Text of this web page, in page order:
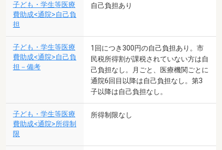
子ども・学生等医療
費助成<通院>自己負
担
自己負担あり
子ども・学生等医療
費助成<通院>自己負
担－備考
1回につき300円の自己負担あり。市
民税所得割が課税されていない方は自
己負担なし。月ごと、医療機関ごとに
通院6回目以降は自己負担なし。第3
子以降は自己負担なし。
子ども・学生等医療
費助成<通院>所得制
限
所得制限なし